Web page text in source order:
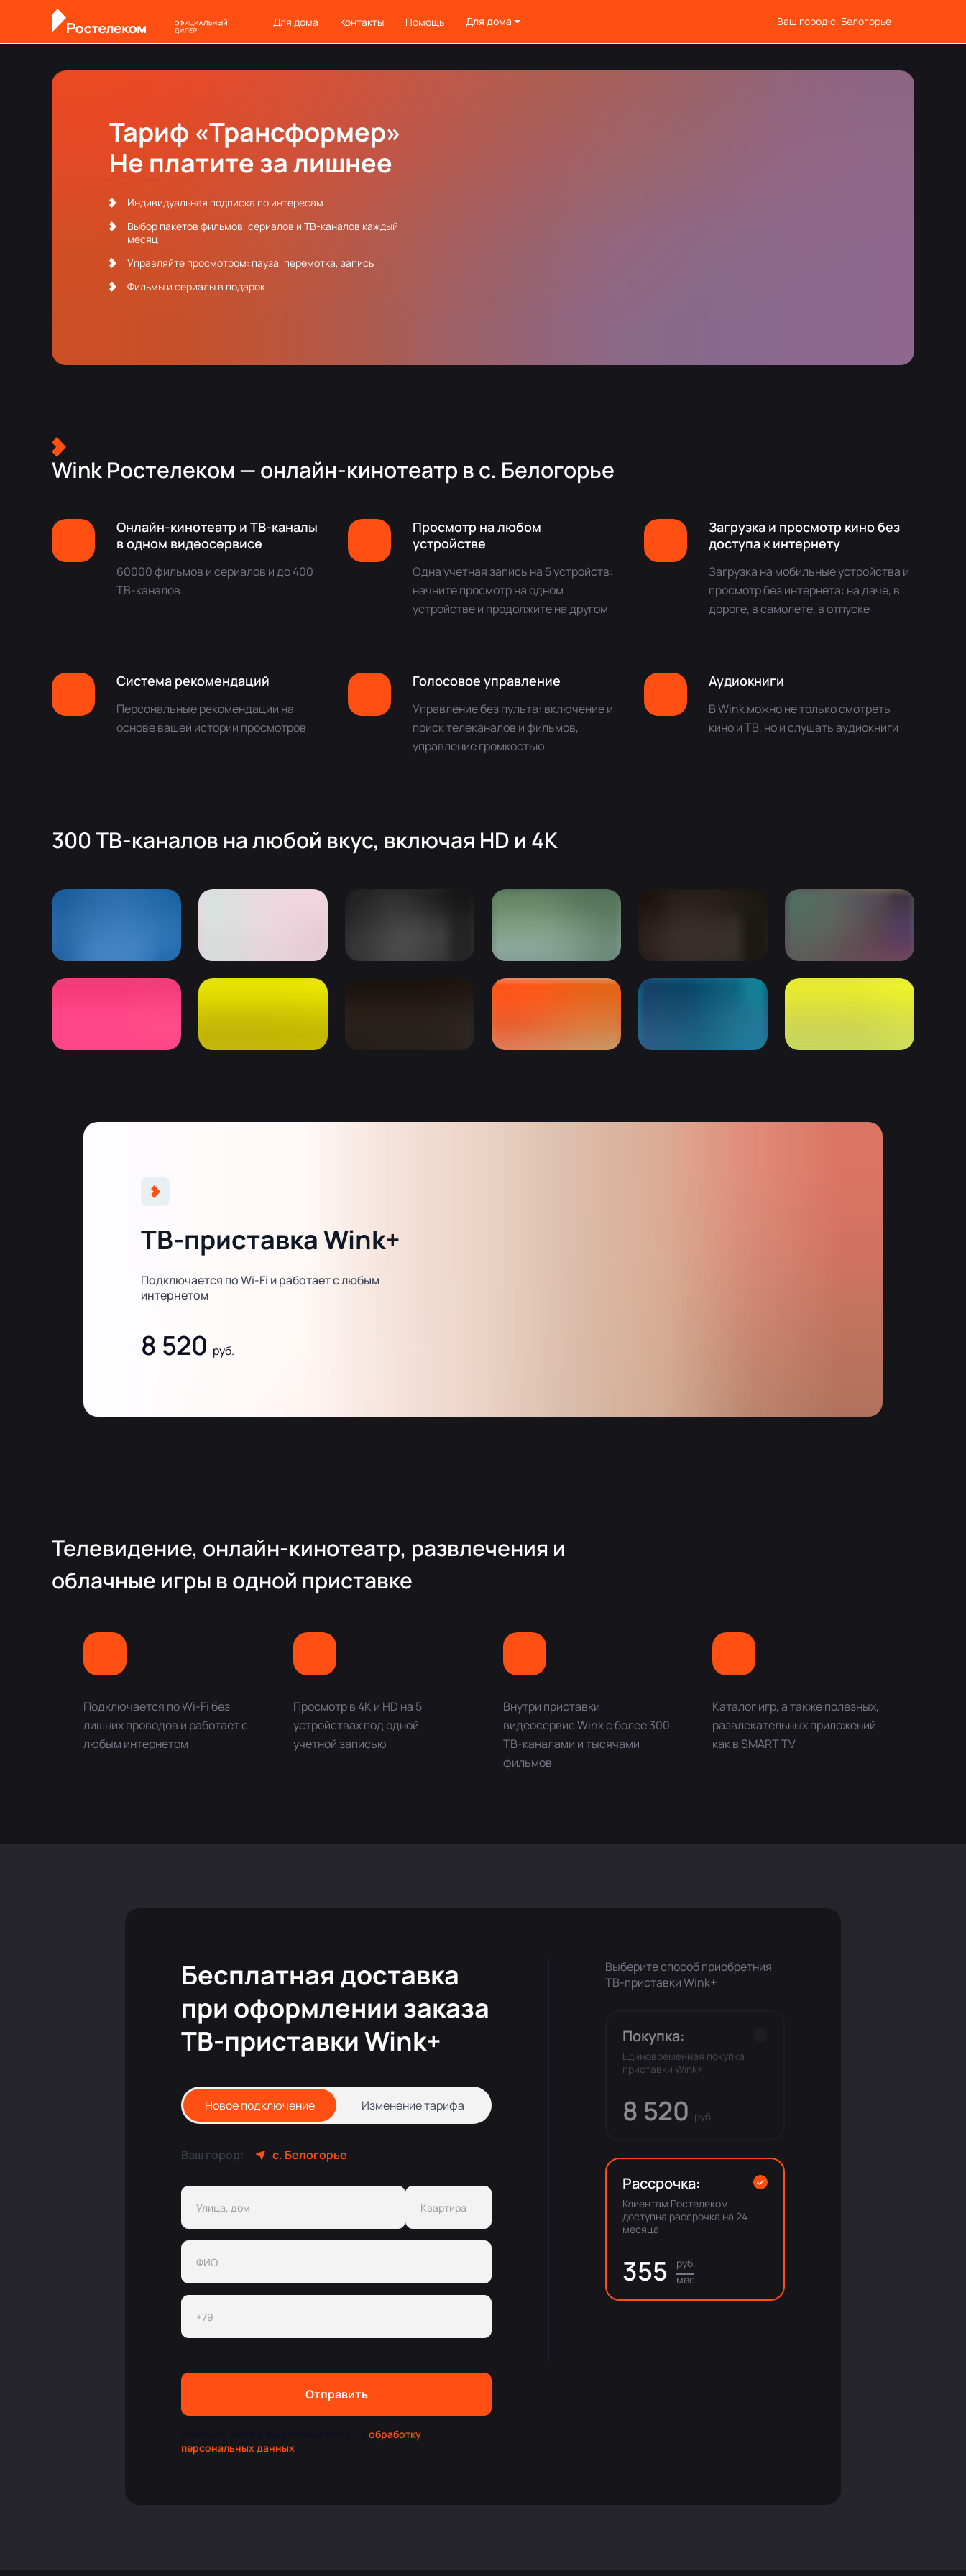
Для дома Контакты Помощь Для дома Ваш город:с. Белогорье
Тариф «Трансформер»
Не платите за лишнее
Индивидуальная подписка по интересам
Выбор пакетов фильмов, сериалов и ТВ-каналов каждый
месяц
Управляйте просмотром: пауза, перемотка, запись
Фильмы и сериалы в подарок
Wink Ростелеком — онлайн-кинотеатр в с. Белогорье
Онлайн-кинотеатр и ТВ-каналы
в одном видеосервисе
60000 фильмов и сериалов и до 400
ТВ-каналов
Просмотр на любом
устройстве
Одна учетная запись на 5 устройств:
начните просмотр на одном
устройстве и продолжите на другом
Загрузка и просмотр кино без
доступа к интернету
Загрузка на мобильные устройства и
просмотр без интернета: на даче, в
дороге, в самолете, в отпуске
Система рекомендаций
Персональные рекомендации на
основе вашей истории просмотров
Голосовое управление
Управление без пульта: включение и
поиск телеканалов и фильмов,
управление громкостью
Аудиокниги
В Wink можно не только смотреть
кино и ТВ, но и слушать аудиокниги
300 ТВ-каналов на любой вкуc, включая HD и 4K
ТВ-приставка Wink+
Подключается по Wi-Fi и работает с любым
интернетом
8 520 руб.
Телевидение, онлайн-кинотеатр, развлечения и
облачные игры в одной приставке
Подключается по Wi-Fi без
лишних проводов и работает с
любым интернетом
Просмотр в 4K и HD на 5
устройствах под одной
учетной записью
Внутри приставки
видеосервис Wink с более 300
ТВ-каналами и тысячами
фильмов
Каталог игр, а также полезных,
развлекательных приложений
как в SMART TV
Бесплатная доставка
при оформлении заказа
ТВ-приставки Wink+
Новое подключение Изменение тарифа
Ваш город: с. Белогорье
Отправить
Нажимая кнопку, вы соглашаетесь наобработку
персональных данных
Выберите способ приобретния
ТВ-приставки Wink+
Покупка:
Единовременная покупка
приставки Wink+
8 520 руб.
Рассрочка:
Клиентам Ростелеком
доступна рассрочка на 24
месяца
355
руб.
мес